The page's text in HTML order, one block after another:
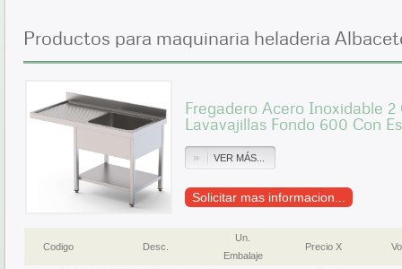
Productos para maquinaria heladeria
Fregadero Acero Inoxidable
Lavavajillas Fondo 600 Con
VER MÁS...
Solicitar mas informacion...
Codigo Desc.
Un.
Embalaje
Precio X